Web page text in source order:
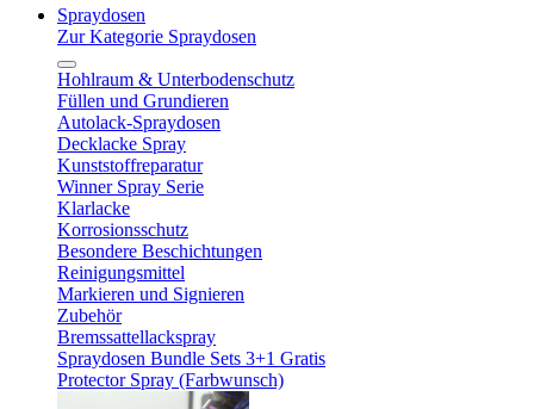
Spraydosen
Zur Kategorie Spraydosen
Hohlraum & Unterbodenschutz
Füllen und Grundieren
Autolack-Spraydosen
Decklacke Spray
Kunststoffreparatur
Winner Spray Serie
Klarlacke
Korrosionsschutz
Besondere Beschichtungen
Reinigungsmittel
Markieren und Signieren
Zubehör
Bremssattellackspray
Spraydosen Bundle Sets 3+1 Gratis
Protector Spray (Farbwunsch)